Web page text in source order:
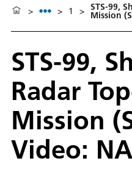
> > 1 > STS-99,
Mission
STS-99,
Radar
Mission
Video: